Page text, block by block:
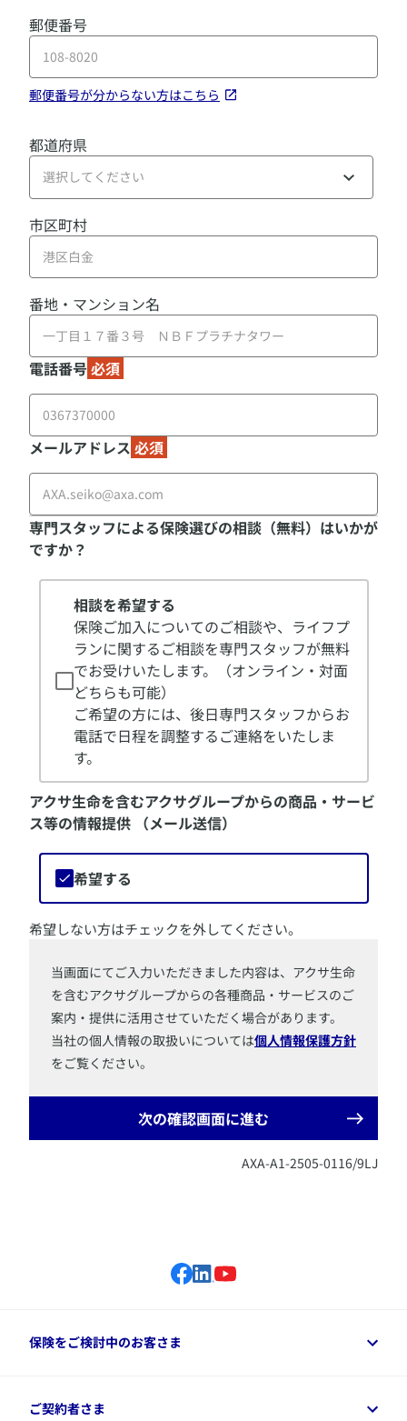
郵便番号
郵便番号が分からない方はこちら
都道府県
選択してください
市区町村
番地・マンション名
電話番号必須
メールアドレス 必須
専門スタッフによる保険選びの相談（無料）はいかが
ですか？
相談を希望する
保険ご加入についてのご相談や、ライフプ
ランに関するご相談を専門スタッフが無料
でお受けいたします。（オンライン・対面
どちらも可能）
ご希望の方には、後日専門スタッフからお
電話で日程を調整するご連絡をいたしま
す。
アクサ生命を含むアクサグループからの商品・サービ
ス等の情報提供 （メール送信）
希望する
希望しない方はチェックを外してください。
​当画面にてご入力いただきました内容は、アクサ生命
を含むアクサグループからの各種商品・サービスのご
案内・提供に活用させていただく場合があります。
当社の個人情報の取扱いについては個人情報保護方針
をご覧ください。
次の確認画面に進む
AXA-A1-2505-0116/9LJ
保険をご検討中のお客さま
保険をご検討中のお客さまトップ
ご契約者さま